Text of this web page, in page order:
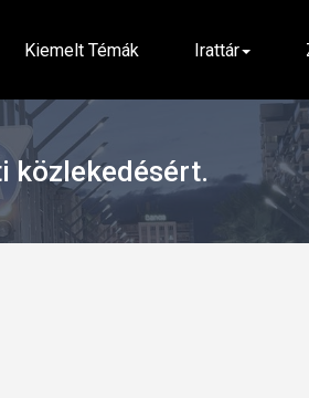
Kiemelt Témák Irattár
közlekedésért.